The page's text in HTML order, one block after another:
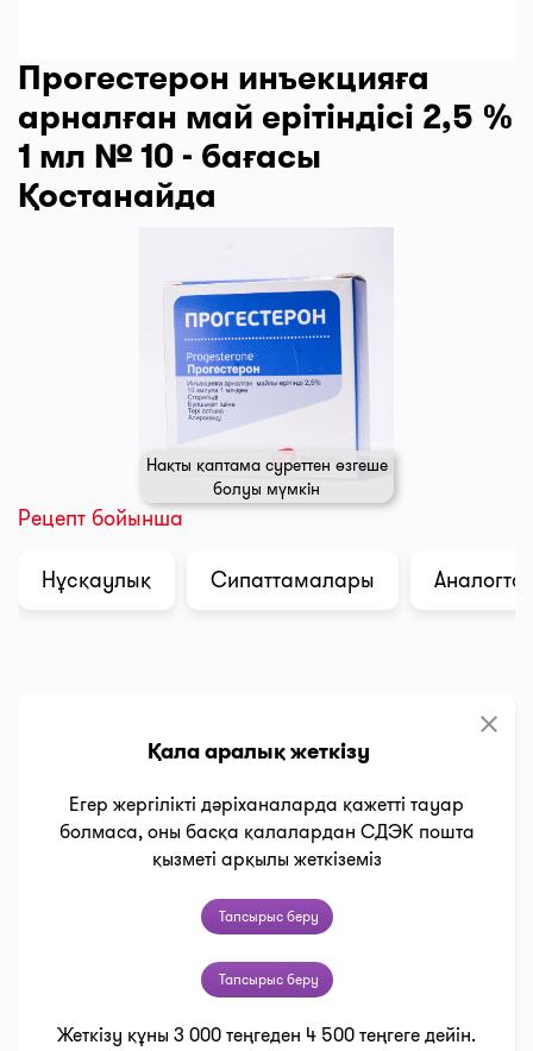
Прогестерон инъекцияға
арналған май ерітіндісі 2,5 %
1 мл № 10 - бағасы
Қостанайда
Нақты қаптама суреттен өзгеше
болуы мүмкін
Рецепт бойынша
Нұсқаулық
Сипаттамалары
Қала аралық жеткізу
clear
Егер жергілікті дәріханаларда қажетті тауар
болмаса, оны басқа қалалардан СДЭК пошта
қызметі арқылы жеткіземіз
Тапсырыс беру
Тапсырыс беру
Жеткізу құны 3 000 теңгеден 4 500 теңгеге дейін.